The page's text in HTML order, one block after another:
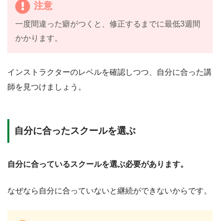
注意
一度間違った癖がつくと、修正するまでに最低3週間
かかります。
インストラクターのレベルを確認しつつ、自分に合った講
師を見つけましょう。
自分に合ったスクールを選ぶ
自分に合っているスクールを選ぶ必要があります。
なぜなら自分に合っていないと継続ができないからです。